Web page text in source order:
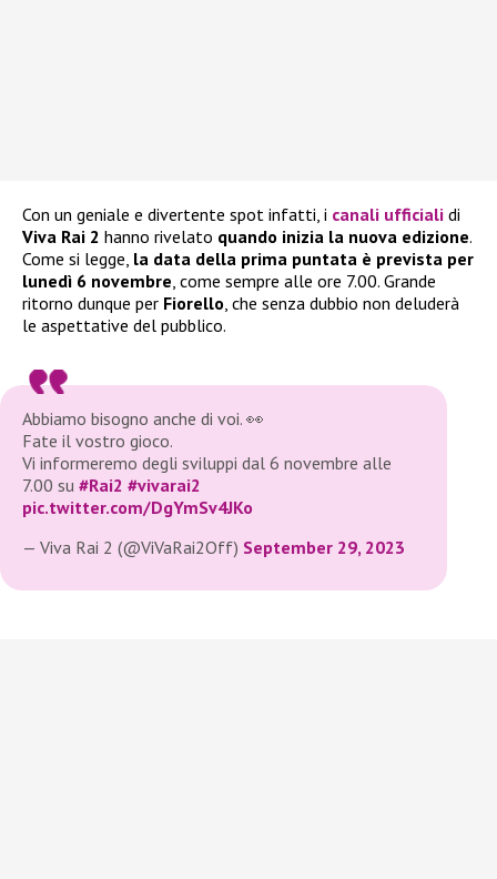
Con un geniale e divertente spot infatti, i canali ufficiali di
Viva Rai 2 hanno rivelato quando inizia la nuova edizione.
Come si legge, la data della prima puntata è prevista per
lunedì 6 novembre, come sempre alle ore 7.00. Grande
ritorno dunque per Fiorello, che senza dubbio non deluderà
le aspettative del pubblico.
Abbiamo bisogno anche di voi. 👀
Fate il vostro gioco.
Vi informeremo degli sviluppi dal 6 novembre alle
7.00 su #Rai2 #vivarai2
pic.twitter.com/DgYmSv4JKo
— Viva Rai 2 (@ViVaRai2Off) September 29, 2023